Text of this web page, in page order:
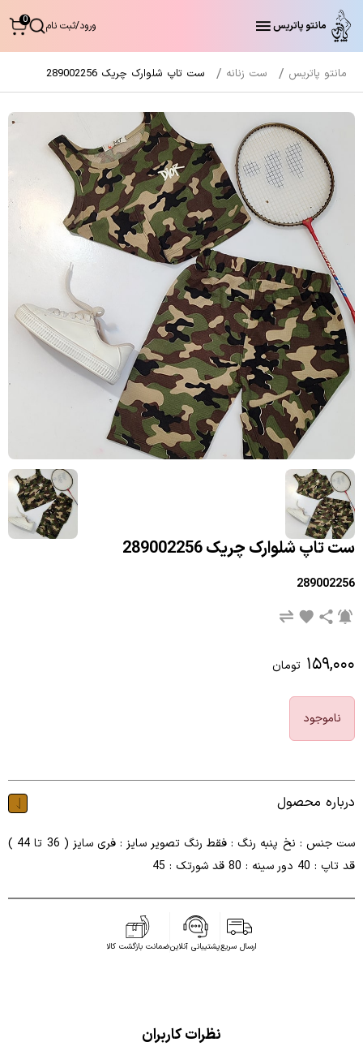
مانتو پاتریس ورود/ثبت نام 0
مانتو پاتریس ست زنانه ست تاپ شلوارک چریک 289002256
ست تاپ شلوارک چریک 289002256
289002256
۱۵۹,۰۰۰ تومان
ناموجود
درباره محصول
ست جنس : نخ پنبه رنگ : فقط رنگ تصویر سایز : فری سایز ( 36 تا 44 )
قد تاپ : 40 دور سینه : 80 قد شورتک : 45
ارسال سریعپشتیبانی آنلاینضمانت بازگشت کالا
نظرات کاربران